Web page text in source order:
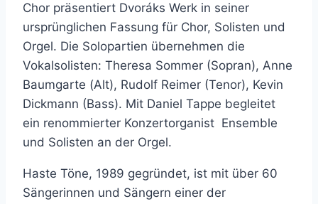
Chor präsentiert Dvoráks Werk in seiner
ursprünglichen Fassung für Chor, Solisten und
Orgel. Die Solopartien übernehmen die
Vokalsolisten: Theresa Sommer (Sopran), Anne
Baumgarte (Alt), Rudolf Reimer (Tenor), Kevin
Dickmann (Bass). Mit Daniel Tappe begleitet
ein renommierter Konzertorganist Ensemble
und Solisten an der Orgel.
Haste Töne, 1989 gegründet, ist mit über 60
Sängerinnen und Sängern einer der